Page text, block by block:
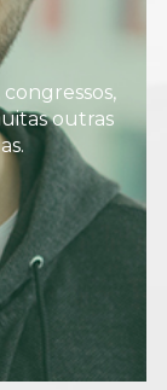
outras